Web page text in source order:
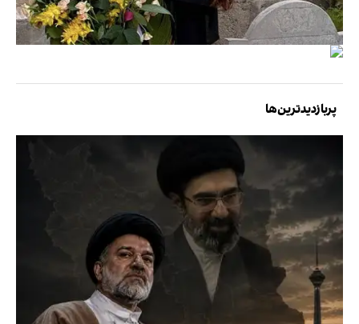
پربازدیدترین‌ها